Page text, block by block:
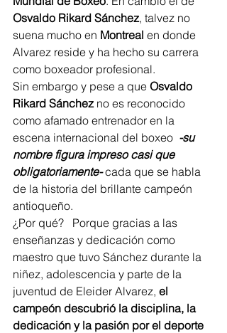
Osvaldo Rikard Sánchez, talvez no
suena mucho en Montreal en donde
Alvarez reside y ha hecho su carrera
como boxeador profesional.
Sin embargo y pese a que Osvaldo
Rikard Sánchez no es reconocido
como afamado entrenador en la
escena internacional del boxeo -su
nombre figura impreso casi que
obligatoriamente- cada que se habla
de la historia del brillante campeón
antioqueño.
¿Por qué?   Porque gracias a las
enseñanzas y dedicación como
maestro que tuvo Sánchez durante la
niñez, adolescencia y parte de la
juventud de Eleider Alvarez, el
campeón descubrió la disciplina, la
dedicación y la pasión por el deporte